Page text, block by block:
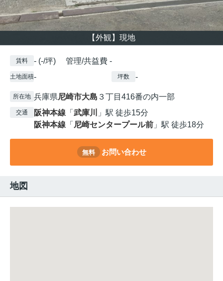
【外観】現地
賃料 - (-/坪) 管理/共益費 -
土地面積- 坪数 -
所在地 兵庫県尼崎市大島 ３丁目416番の内一部
交通 阪神本線 「 武庫川
」駅 徒歩15分
阪神本線 「 尼崎センタープール前 」駅 徒歩18分
無料 お問い合わせ
地図